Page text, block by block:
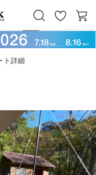
お
気
カ
ー
ト詳細